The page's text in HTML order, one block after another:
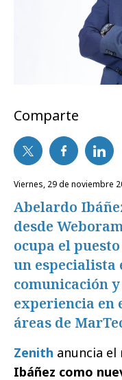
Comparte
viernes, 29 de noviembre
Abelardo
desde
ocupa el
un especialista
comunicación
experiencia en
áreas de
Zenith anuncia
Ibáñez como